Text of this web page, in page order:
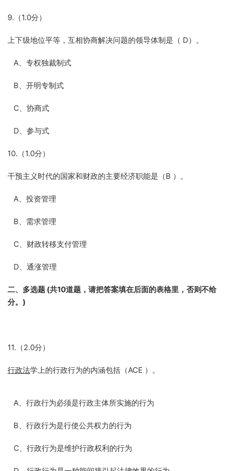
9.（1.0分）
上下级地位平等，互相协商解决问题的领导体制是（ D）。
A、专权独裁制式
B、开明专制式
C、协商式
D、参与式
10.（1.0分）
干预主义时代的国家和财政的主要经济职能是（B ）。
A、投资管理
B、需求管理
C、财政转移支付管理
D、通涨管理
二、多选题 (共10道题， 请把答案填在后面的表格里，否则不给
分。)
11.（2.0分）
行政法学上的行政行为的内涵包括（ACE ）。
A、行政行为必须是行政主体所实施的行为
B、行政行为是行使公共权力的行为
C、行政行为是维护行政权利的行为